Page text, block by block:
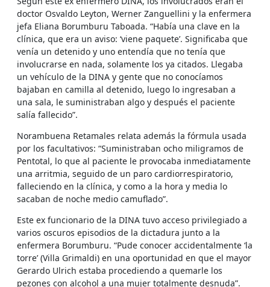
doctor Osvaldo Leyton, Werner Zanguellini y la enfermera
jefa Eliana Borumburu Taboada. “Había una clave en la
clínica, que era un aviso: ‘viene paquete’. Significaba que
venía un detenido y uno entendía que no tenía que
involucrarse en nada, solamente los ya citados. Llegaba
un vehículo de la DINA y gente que no conocíamos
bajaban en camilla al detenido, luego lo ingresaban a
una sala, le suministraban algo y después el paciente
salía fallecido”.
Norambuena Retamales relata además la fórmula usada
por los facultativos: “Suministraban ocho miligramos de
Pentotal, lo que al paciente le provocaba inmediatamente
una arritmia, seguido de un paro cardiorrespiratorio,
falleciendo en la clínica, y como a la hora y media lo
sacaban de noche medio camuflado”.
Este ex funcionario de la DINA tuvo acceso privilegiado a
varios oscuros episodios de la dictadura junto a la
enfermera Borumburu. “Pude conocer accidentalmente ‘la
torre’ (Villa Grimaldi) en una oportunidad en que el mayor
Gerardo Ulrich estaba procediendo a quemarle los
pezones con alcohol a una mujer totalmente desnuda”.